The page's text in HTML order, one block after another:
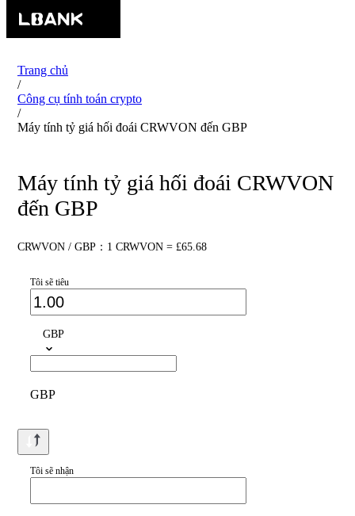
Trang chủ
/
Công cụ tính toán crypto
/
Máy tính tỷ giá hối đoái CRWVON đến GBP
Máy tính tỷ giá hối đoái CRWVON
đến GBP
CRWVON / GBP：1 CRWVON = £65.68
Tôi sẽ tiêu
GBP
GBP
Tôi sẽ nhận